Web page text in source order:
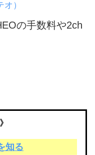
）
の手数料や2ch
知る